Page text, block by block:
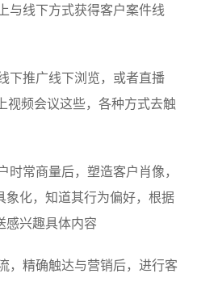
与线下方式获得客户案件线
下推广线下浏览，或者直播
视频会议这些，各种方式去触
时常商量后，塑造客户肖像，
象化，知道其行为偏好，根据
感兴趣具体内容
，精确触达与营销后，进行客